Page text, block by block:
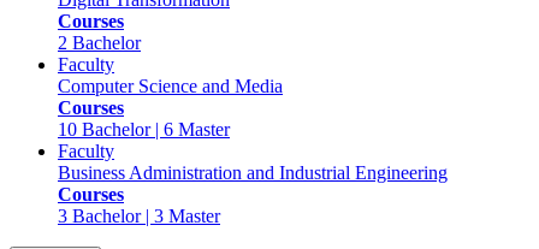
Courses
2 Bachelor
Faculty
Computer Science and Media
Courses
10 Bachelor | 6 Master
Faculty
Business Administration and Industrial Engineering
Courses
3 Bachelor | 3 Master